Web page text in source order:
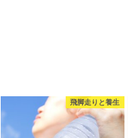
飛脚走りと養生